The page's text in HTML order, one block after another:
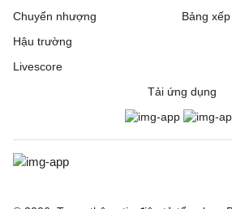
Chuyển nhượng
Hậu trường
Livescore
Bảng
Tải ứng dụng